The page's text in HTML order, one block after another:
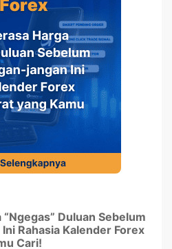
Duluan Sebelum
Rahasia Kalender Forex
Cari!